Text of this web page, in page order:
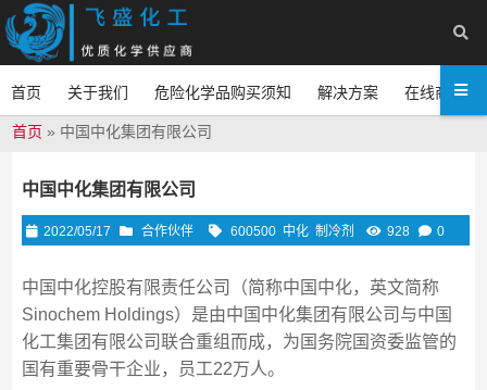
首页 关于我们 危险化学品购买须知 解决方案 在线商城
首页 » 中国中化集团有限公司
中国中化集团有限公司
2022/05/17 合作伙伴 600500 中化 制冷剂 928 0
中国中化控股有限责任公司（简称中国中化，英文简称
Sinochem Holdings）是由中国中化集团有限公司与中国
化工集团有限公司联合重组而成，为国务院国资委监管的
国有重要骨干企业，员工22万人。